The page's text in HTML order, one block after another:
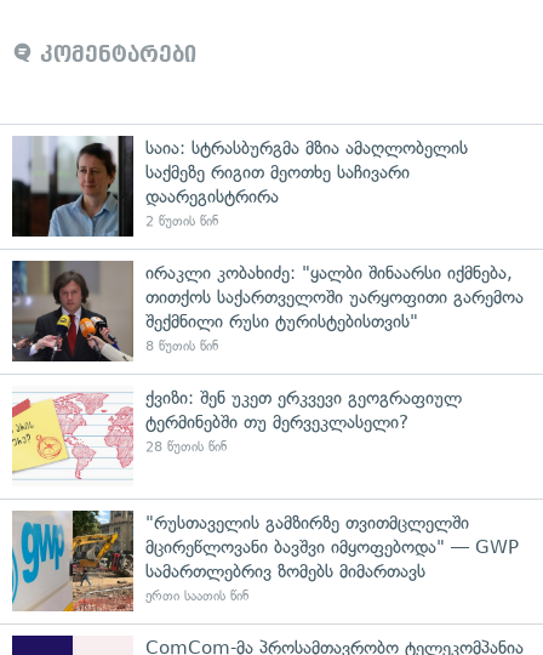
კომენტარები
საია: სტრასბურგმა მზია ამაღლობელის
საქმეზე რიგით მეოთხე საჩივარი
დაარეგისტრირა
2 წუთის წინ
ირაკლი კობახიძე: "ყალბი შინაარსი იქმნება,
თითქოს საქართველოში უარყოფითი გარემოა
შექმნილი რუსი ტურისტებისთვის"
8 წუთის წინ
ქვიზი: შენ უკეთ ერკვევი გეოგრაფიულ
ტერმინებში თუ მერვეკლასელი?
28 წუთის წინ
"რუსთაველის გამზირზე თვითმცლელში
მცირეწლოვანი ბავშვი იმყოფებოდა" — GWP
სამართლებრივ ზომებს მიმართავს
ერთი საათის წინ
ComCom-მა პროსამთავრობო ტელეკომპანია